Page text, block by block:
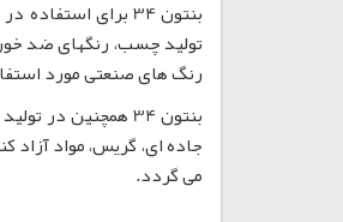
تولید چسب، رنگهای ضد
رنگ های صنعتی مورد
بنتون 34 همچنین
جاده ای، گریس، مواد آزاد
می گردد.